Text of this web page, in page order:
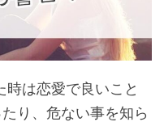
時は恋愛で良いこと
り、危ない事を知ら